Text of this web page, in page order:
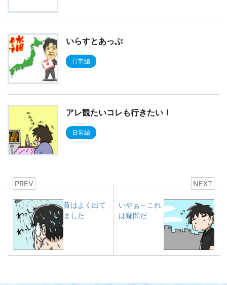
いらすとあっぷ
日常編
アレ観たいコレも行きたい！
日常編
PREV
昔はよく出て
ました
NEXT
いやぁ～これ
は疑問だ